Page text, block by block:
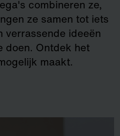
combineren ze,
ze samen tot iets
verrassende ideeën
doen. Ontdek het
maakt.